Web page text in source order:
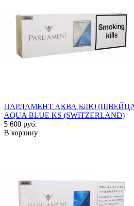
ПАРЛАМЕНТ АКВА БЛЮ
AQUA BLUE KS (SWITZERLAND)
5 600 руб.
В корзину